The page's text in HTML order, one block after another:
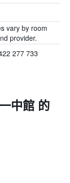
vary by room
provider.
277 733
中館 的